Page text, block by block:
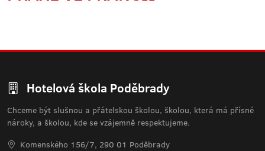
Hotelová škola Poděbrady
Chceme být slušnou a přátelskou školou, školou, která má přísné
nároky, a školou, kde se vzájemně respektujeme.
Komenského 156/7, 290 01 Poděbrady